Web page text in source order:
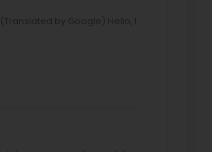
by Google) Hello, I